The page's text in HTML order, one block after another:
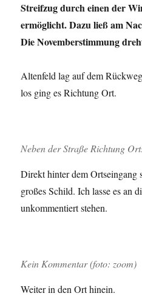
Streifzug durch einen der
ermöglicht. Dazu ließ am
Die Novemberstimmung
Altenfeld lag auf dem
los ging es Richtung Ort.
Neben der Straße Richtung
Direkt hinter dem Ortseingang
großes Schild. Ich lasse es an
unkommentiert stehen.
Kein Kommentar (foto: zoom)
Weiter in den Ort hinein.